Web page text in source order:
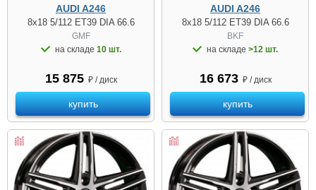
AUDI A246
8x18 5/112 ET39 DIA 66.6
GMF
на складе 10 шт.
15 875 ₽ / диск
купить
AUDI A246
8x18 5/112 ET39 DIA 66.6
BKF
на складе >12 шт.
16 673 ₽ / диск
купить